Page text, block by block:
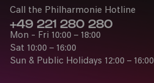
Call the Philharmonie Hotline
+49 221 280 280
Mon - Fri 10:00 – 18:00
Sat 10:00 – 16:00
Sun & Public Holidays 12:00 – 16:00